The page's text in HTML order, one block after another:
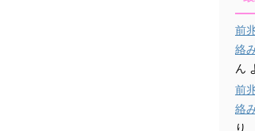
前
絡
ん
前
絡
り